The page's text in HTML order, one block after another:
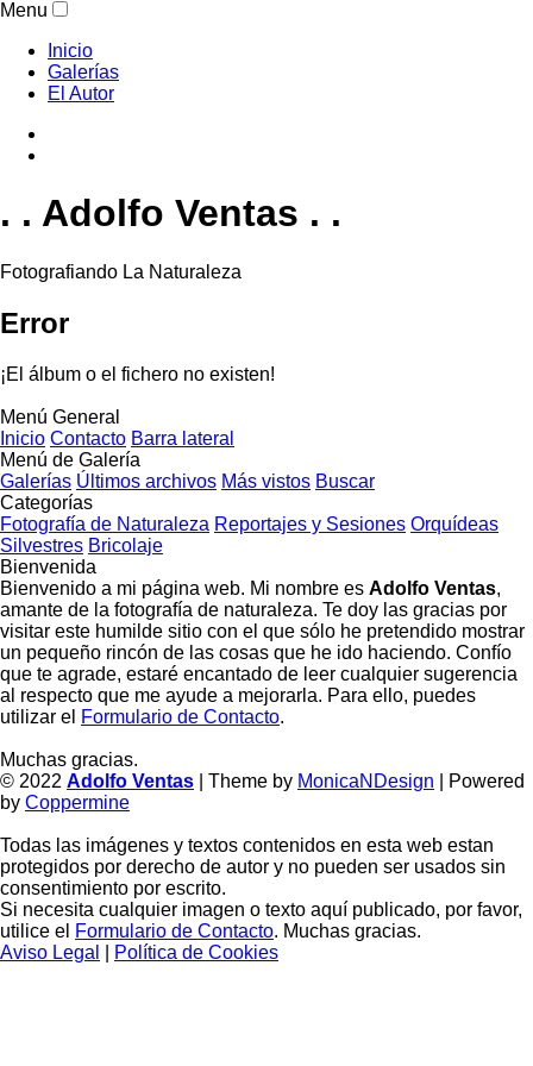
Menu
Inicio
Galerías
El Autor
. . Adolfo Ventas . .
Fotografiando La Naturaleza
Error
¡El álbum o el fichero no existen!
Menú General
Inicio Contacto Barra lateral
Menú de Galería
Galerías Últimos archivos Más vistos Buscar
Categorías
Fotografía de Naturaleza Reportajes y Sesiones Orquídeas
Silvestres Bricolaje
Bienvenida
Bienvenido a mi página web. Mi nombre es Adolfo Ventas,
amante de la fotografía de naturaleza. Te doy las gracias por
visitar este humilde sitio con el que sólo he pretendido mostrar
un pequeño rincón de las cosas que he ido haciendo. Confío
que te agrade, estaré encantado de leer cualquier sugerencia
al respecto que me ayude a mejorarla. Para ello, puedes
utilizar el Formulario de Contacto.
Muchas gracias.
© 2022 Adolfo Ventas | Theme by MonicaNDesign | Powered
by Coppermine
Todas las imágenes y textos contenidos en esta web estan
protegidos por derecho de autor y no pueden ser usados sin
consentimiento por escrito.
Si necesita cualquier imagen o texto aquí publicado, por favor,
utilice el Formulario de Contacto. Muchas gracias.
Aviso Legal
Política de Cookies